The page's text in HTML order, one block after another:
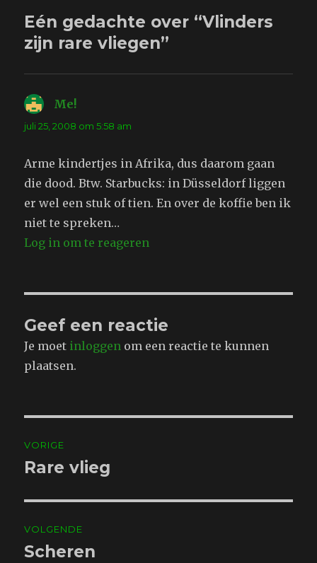
Eén gedachte over “Vlinders
zijn rare vliegen”
Me!
juli 25, 2008 om 5:58 am
Arme kindertjes in Afrika, dus daarom gaan
die dood. Btw. Starbucks: in Düsseldorf liggen
er wel een stuk of tien. En over de koffie ben ik
niet te spreken…
Log in om te reageren
Geef een reactie
Je moet inloggen om een reactie te kunnen
plaatsen.
navigatie
VORIGE
Vorig
Rare vlieg
VOLGENDE
Volgend
Scheren